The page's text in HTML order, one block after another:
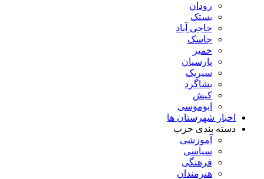
رودان
بستک
حاجی آباد
جاسک
خمیر
پارسیان
سیریک
بشاگرد
کیش
ابوموسی
اخبار شهرستان ها
دسته بندی حزب
آموزشی
سیاسی
فرهنگی
هنرمندان